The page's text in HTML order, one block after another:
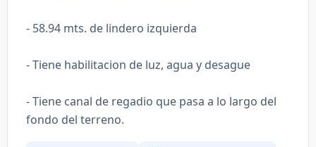
- 58.94 mts. de lindero izquierda
- Tiene habilitacion de luz, agua y desague
- Tiene canal de regadio que pasa a lo largo del
fondo del terreno.